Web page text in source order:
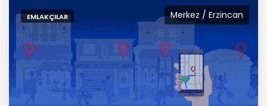
Merkez / Erzincan
EMLAKÇILAR